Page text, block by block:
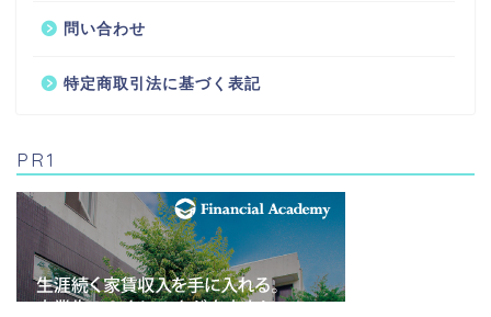
問い合わせ
特定商取引法に基づく表記
PR1